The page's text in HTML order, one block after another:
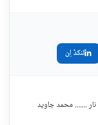
لنکڈ اِن
....... محمد جاوید